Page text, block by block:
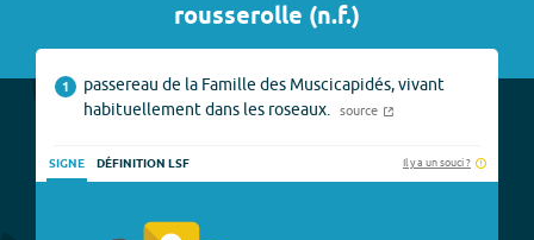
rousserolle (n.f.)
1
passereau de la Famille des Muscicapidés, vivant
habituellement dans les roseaux.
source
SIGNE DÉFINITION LSF Il y a un souci ?